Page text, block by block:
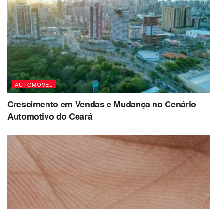
AUTOMÓVEL
Crescimento em Vendas e Mudança no Cenário
Automotivo do Ceará